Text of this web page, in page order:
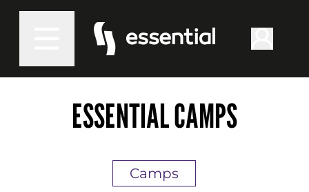
ESSENTIAL CAMPS
Camps